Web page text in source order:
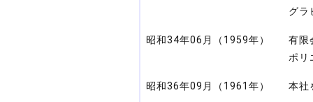
グラ
昭和34年06月（1959年）
有限
ポリ
昭和36年09月（1961年） 本社